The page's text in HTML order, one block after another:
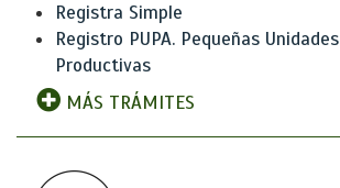
Registra Simple
Registro PUPA. Pequeñas Unidades
Productivas
MÁS TRÁMITES